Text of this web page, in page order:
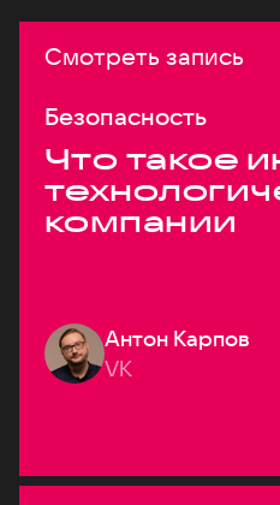
Смотреть запись
Безопасность
Что такое
компании
Антон Карпов
VK